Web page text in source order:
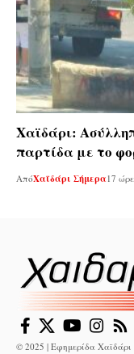
Χαϊδάρι:
παρτίδα με το
ΑπόΧαϊδάρι Σήμερα 17
© 2025 | Εφημερίδα Χαϊδάρι